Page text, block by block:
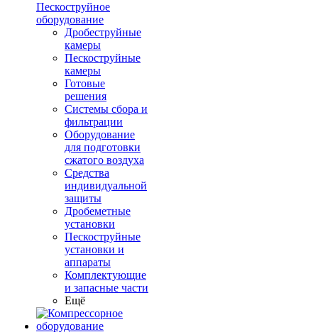
Пескоструйное
оборудование
Дробеструйные
камеры
Пескоструйные
камеры
Готовые
решения
Системы сбора и
фильтрации
Оборудование
для подготовки
сжатого воздуха
Средства
индивидуальной
защиты
Дробеметные
установки
Пескоструйные
установки и
аппараты
Комплектующие
и запасные части
Ещё